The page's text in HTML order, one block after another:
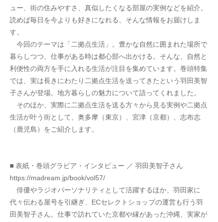
ュー、街の住みやすさ、真似したくなる部屋の実例などを紹介。
読めば毎日を今よりも好きになれる、そんな情報をお届けしま
す。
今回のテーマは「二拠点生活」。豊かな自然に囲まれた場所で
暮らしつつ、仕事がある時は都心部へ出かける。そんな、自然と
利便性の両方を手に入れる生活が注目を集めています。巻頭特集
では、実は長きにわたり二拠点生活を送ってきたという羽田美智
子さんが登場。地方暮らしの魅力について語ってくれました。
そのほか、実際に二拠点生活を送る方々から見る実例や二拠点
生活が叶う街として、奥多摩（東京）、宮津（京都）、志布志
（鹿児島）をご紹介します。
■ 表紙・巻頭グラビア・インタビュー ／ 羽田美智子さん
https://madream.jp/book/vol57/
俳優やラジオパーソナリティとして活躍するほか、羽田家に
代々伝わる屋号を引継ぎ、ECセレクトショップの運営も行う羽
田美智子さん。仕事で訪れていた京都や縁があった沖縄、実家が